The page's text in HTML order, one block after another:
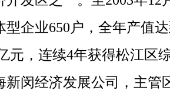
型企业650户，全年产值
元，连续4年获得松江区
新闵经济发展公司，主管